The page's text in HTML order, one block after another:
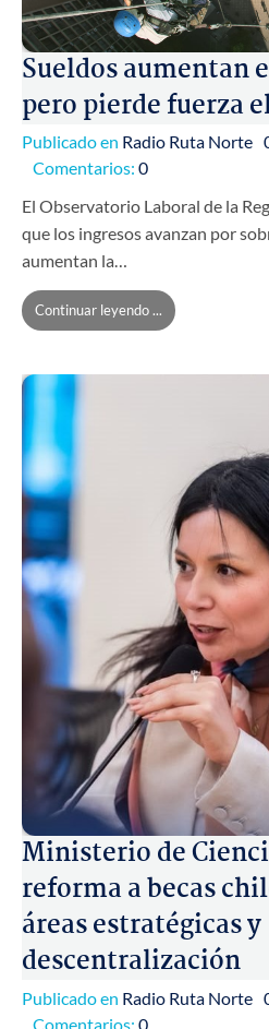
Sueldos aumentan
pero pierde fuerza
Publicado en Radio Ruta Norte
Comentarios: 0
El Observatorio Laboral de la
que los ingresos avanzan por
aumentan la…
Continuar leyendo ...
Ministerio de
reforma a becas
áreas estratégicas y
descentralización
Publicado en Radio Ruta Norte
Comentarios: 0